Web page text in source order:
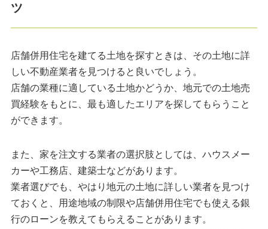
ツ
店舗併用住宅を建てる土地を探すときは、その土地に詳
しい不動産業者を見つけると良いでしょう。
店舗の業種に適している土地かどうか、地元での土地売
買経験をもとに、最も適したエリアを探してもらうこと
ができます。
また、家を注文する業者の選択肢としては、ハウスメー
カーや工務店、建築士などがあります。
業者選びでも、やはり地元の土地に詳しい業者を見つけ
ておくと、用途地域の制限や店舗併用住宅でも使える銀
行のローンを教えてもらえることがあります。